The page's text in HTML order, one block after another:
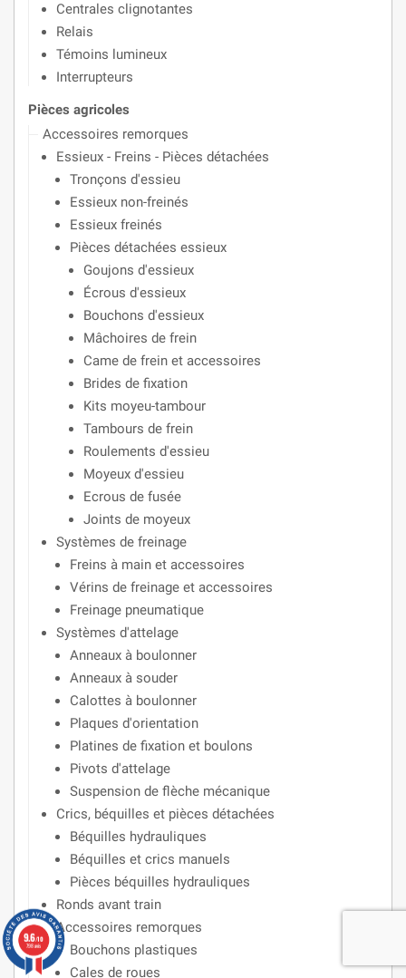
Centrales clignotantes
Relais
Témoins lumineux
Interrupteurs
Pièces agricoles
Accessoires remorques
Essieux - Freins - Pièces détachées
Tronçons d'essieu
Essieux non-freinés
Essieux freinés
Pièces détachées essieux
Goujons d'essieux
Écrous d'essieux
Bouchons d'essieux
Mâchoires de frein
Came de frein et accessoires
Brides de fixation
Kits moyeu-tambour
Tambours de frein
Roulements d'essieu
Moyeux d'essieu
Ecrous de fusée
Joints de moyeux
Systèmes de freinage
Freins à main et accessoires
Vérins de freinage et accessoires
Freinage pneumatique
Systèmes d'attelage
Anneaux à boulonner
Anneaux à souder
Calottes à boulonner
Plaques d'orientation
Platines de fixation et boulons
Pivots d'attelage
Suspension de flèche mécanique
Crics, béquilles et pièces détachées
Béquilles hydrauliques
Béquilles et crics manuels
Pièces béquilles hydrauliques
Ronds avant train
Accessoires remorques
Bouchons plastiques
Cales de roues
9.6/10
798 avis